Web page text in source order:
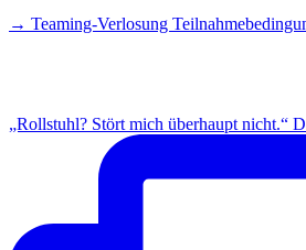
→ Teaming-Verlosung
„Rollstuhl? Stört mich überhaupt nicht.“